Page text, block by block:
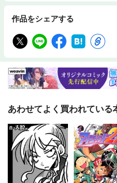
作品をシェアする
あわせてよく買われている